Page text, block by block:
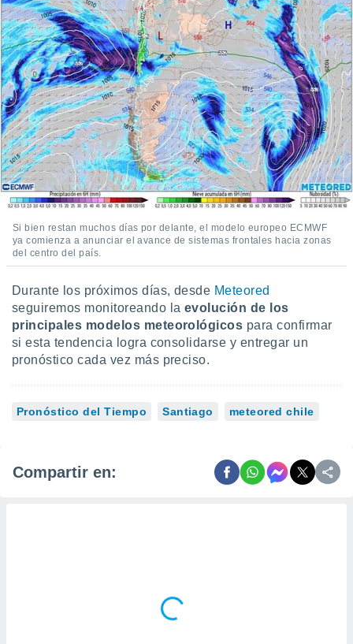
Si bien restan muchos días por delante, el modelo europeo ECMWF
ya comienza a anunciar el avance de sistemas frontales hacia zonas
del centro del país.
Durante los próximos días, desde Meteored
seguiremos monitoreando la evolución de los
principales modelos meteorológicos para confirmar
si esta tendencia logra consolidarse y entregar un
pronóstico cada vez más preciso.
Pronóstico del Tiempo Santiago meteored chile
Compartir en: